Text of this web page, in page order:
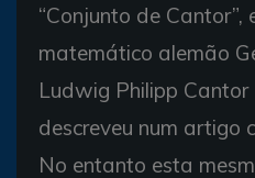
“Conjunto de Cantor”,
matemático alemão
Ludwig Philipp
descreveu num artigo
No entanto esta